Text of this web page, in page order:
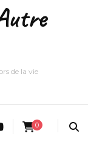
de la vie
0